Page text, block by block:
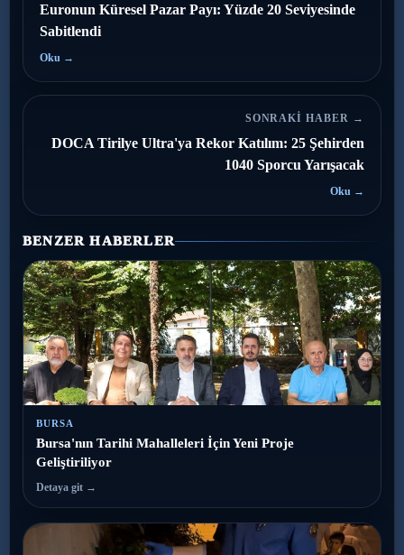
Euronun Küresel Pazar Payı: Yüzde 20 Seviyesinde
Sabitlendi
Oku →
SONRAKI HABER →
DOCA Tirilye Ultra'ya Rekor Katılım: 25 Şehirden
1040 Sporcu Yarışacak
Oku →
BENZER HABERLER
BURSA
Bursa'nın Tarihi Mahalleleri İçin Yeni Proje
Geliştiriliyor
Detaya git →